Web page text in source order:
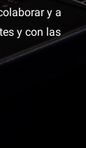
y a
y con las